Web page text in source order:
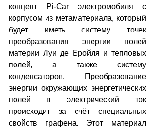
концепт Pi-Car электромобиля с
корпусом из метаматериала, который
будет иметь систему точек
преобразования энергии полей
материи Луи де Бройля и тепловых
полей, а также систему
конденсаторов. Преобразование
энергии окружающих энергетических
полей в электрический ток
происходит за счёт специальных
свойств графена. Этот материал